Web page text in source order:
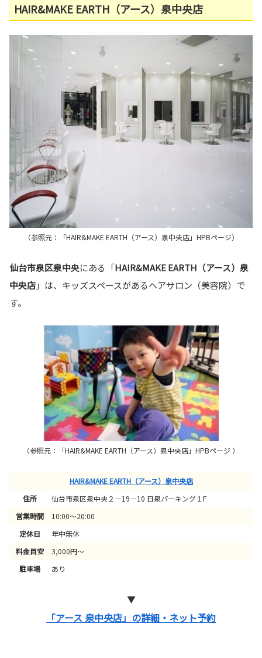
HAIR&MAKE EARTH（アース）泉中央店
（参照元：「HAIR&MAKE EARTH（アース）泉中央店」HPBページ）
仙台市泉区泉中央にある「HAIR&MAKE EARTH（アース）泉
中央店」は、キッズスペースがあるヘアサロン（美容院）で
す。
（参照元：「HAIR&MAKE EARTH（アース）泉中央店」HPBページ ）
HAIR&MAKE EARTH（アース）泉中央店
住所
仙台市泉区泉中央２－19－10 日泉パーキング１F
営業時間
10:00～20:00
定休日
年中無休
料金目安
3,000円～
駐車場
あり
▼
「アース 泉中央店」の詳細・ネット予約